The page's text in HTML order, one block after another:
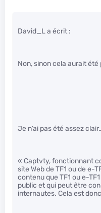
David_L a écrit :
Non, sinon cela aurait été
Je n’ai pas été assez
« Captvty, fonctionnant
site Web de TF1 ou de e-
contenu que TF1 ou e-
public et qui peut être
internautes. Cela est